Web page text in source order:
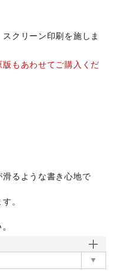
クリーン印刷を施しま
もあわせてご購入くだ
滑るような書き心地で
。